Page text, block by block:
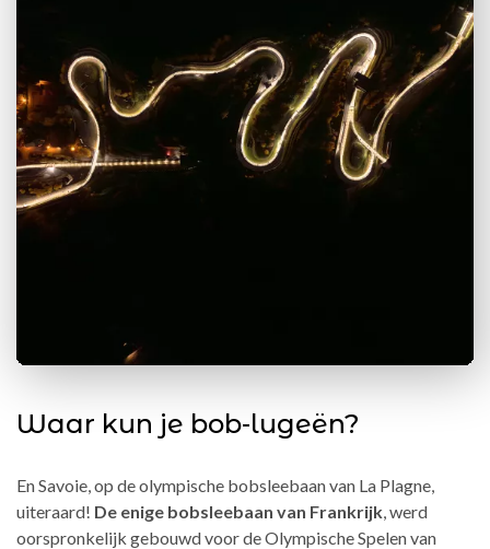
Waar kun je bob-lugeën?
En Savoie, op de olympische bobsleebaan van La Plagne,
uiteraard! De enige bobsleebaan van Frankrijk , werd
oorspronkelijk gebouwd voor de Olympische Spelen van